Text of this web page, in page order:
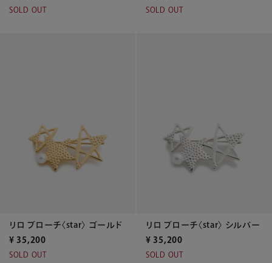
SOLD OUT SOLD OUT
リロ ブローチ〈star〉 ゴールド
¥ 35,200
SOLD OUT
リロ ブローチ〈star〉 シルバー
¥ 35,200
SOLD OUT